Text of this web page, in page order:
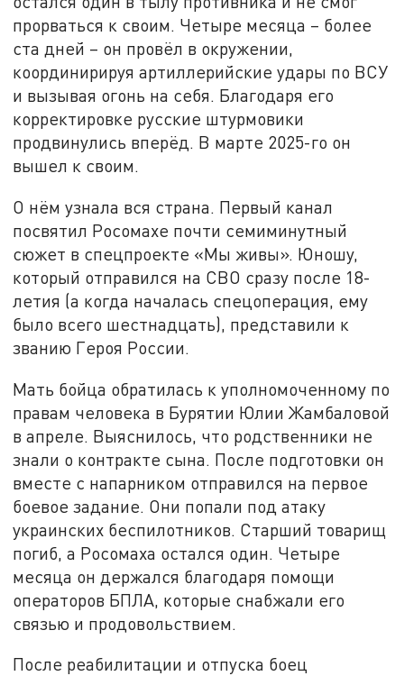
прорваться к своим. Четыре месяца – более
ста дней – он провёл в окружении,
координирируя артиллерийские удары по ВСУ
и вызывая огонь на себя. Благодаря его
корректировке русские штурмовики
продвинулись вперёд. В марте 2025-го он
вышел к своим.
О нём узнала вся страна. Первый канал
посвятил Росомахе почти семиминутный
сюжет в спецпроекте «Мы живы». Юношу,
который отправился на СВО сразу после 18-
летия (а когда началась спецоперация, ему
было всего шестнадцать), представили к
званию Героя России.
Мать бойца обратилась к уполномоченному по
правам человека в Бурятии Юлии Жамбаловой
в апреле. Выяснилось, что родственники не
знали о контракте сына. После подготовки он
вместе с напарником отправился на первое
боевое задание. Они попали под атаку
украинских беспилотников. Старший товарищ
погиб, а Росомаха остался один. Четыре
месяца он держался благодаря помощи
операторов БПЛА, которые снабжали его
связью и продовольствием.
После реабилитации и отпуска боец